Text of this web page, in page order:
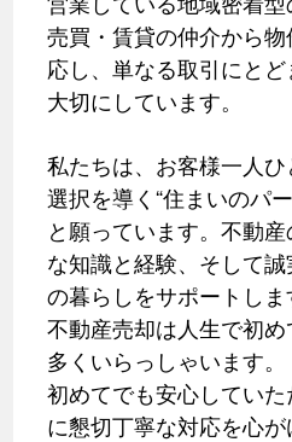
売買・賃貸の仲介から
応し、単なる取引にと
大切にしています。
私たちは、お客様一人
選択を導く“住まいのパ
と願っています。不動
な知識と経験、そして
の暮らしをサポートしま
不動産売却は人生で初
多くいらっしゃいます。
初めてでも安心してい
に懇切丁寧な対応を心が